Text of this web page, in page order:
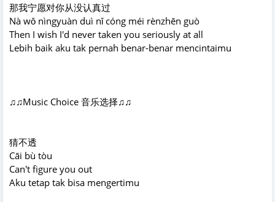
那我宁愿对你从没认真过
Nà wǒ nìngyuàn duì nǐ cóng méi rènzhēn guò
Then I wish I'd never taken you seriously at all
Lebih baik aku tak pernah benar-benar mencintaimu
♫♫Music Choice 音乐选择♫♫
猜不透
Cāi bù tòu
Can't figure you out
Aku tetap tak bisa mengertimu